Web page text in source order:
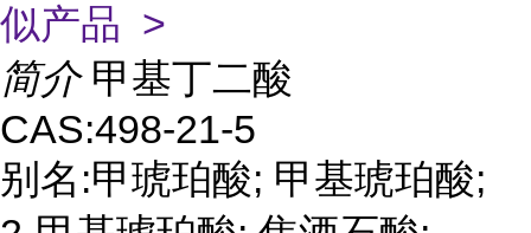
似产品 >
简介 甲基丁二酸
CAS:498-21-5
别名:甲琥珀酸; 甲基琥珀酸;